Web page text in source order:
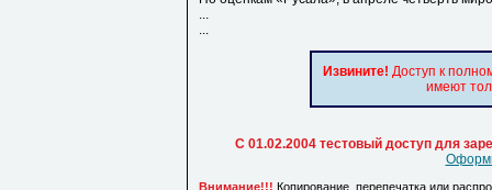
...
...
Извините! Доступ к
имеют
С 01.02.2004 тестовый доступ для
Внимание!!! Копирование, перепечатка или